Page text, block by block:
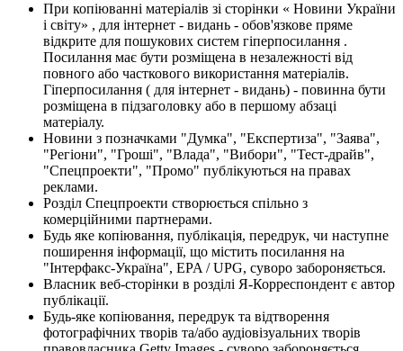
При копіюванні матеріалів зі сторінки « Новини України
і світу» , для інтернет - видань - обов'язкове пряме
відкрите для пошукових систем гіперпосилання .
Посилання має бути розміщена в незалежності від
повного або часткового використання матеріалів.
Гіперпосилання ( для інтернет - видань) - повинна бути
розміщена в підзаголовку або в першому абзаці
матеріалу.
Новини з позначками "Думка", "Експертиза", "Заява",
"Регіони", "Гроші", "Влада", "Вибори", "Тест-драйв",
"Спецпроекти", "Промо" публікуються на правах
реклами.
Розділ Спецпроекти створюється спільно з
комерційними партнерами.
Будь яке копіювання, публікація, передрук, чи наступне
поширення інформації, що містить посилання на
"Інтерфакс-Україна", EPA / UPG, суворо забороняється.
Власник веб-сторінки в розділі Я-Корреспондент є автор
публікації.
Будь-яке копіювання, передрук та відтворення
фотографічних творів та/або аудіовізуальних творів